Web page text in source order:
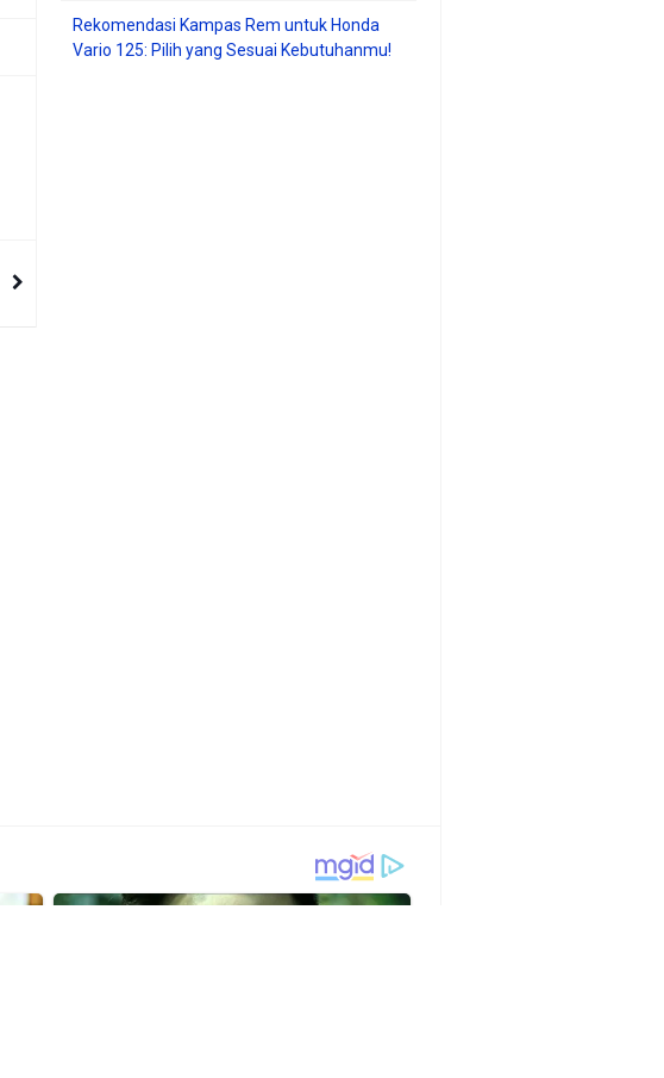
Rekomendasi Kampas Rem untuk Honda
Vario 125: Pilih yang Sesuai Kebutuhanmu!